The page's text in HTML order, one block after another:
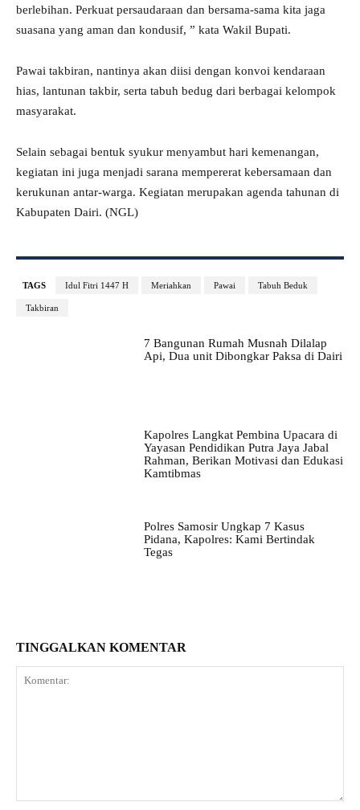
berlebihan. Perkuat persaudaraan dan bersama-sama kita jaga
suasana yang aman dan kondusif, ” kata Wakil Bupati.
Pawai takbiran, nantinya akan diisi dengan konvoi kendaraan
hias, lantunan takbir, serta tabuh bedug dari berbagai kelompok
masyarakat.
Selain sebagai bentuk syukur menyambut hari kemenangan,
kegiatan ini juga menjadi sarana mempererat kebersamaan dan
kerukunan antar-warga. Kegiatan merupakan agenda tahunan di
Kabupaten Dairi. (NGL)
TAGS Idul Fitri 1447 H Meriahkan Pawai Tabuh Beduk
Takbiran
7 Bangunan Rumah Musnah Dilalap
Api, Dua unit Dibongkar Paksa di Dairi
Kapolres Langkat Pembina Upacara di
Yayasan Pendidikan Putra Jaya Jabal
Rahman, Berikan Motivasi dan Edukasi
Kamtibmas
Polres Samosir Ungkap 7 Kasus
Pidana, Kapolres: Kami Bertindak
Tegas
TINGGALKAN KOMENTAR